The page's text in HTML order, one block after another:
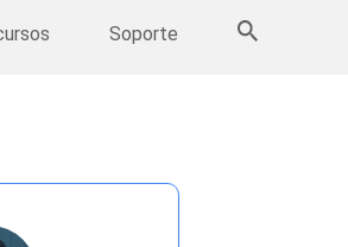
Soporte
Más productos